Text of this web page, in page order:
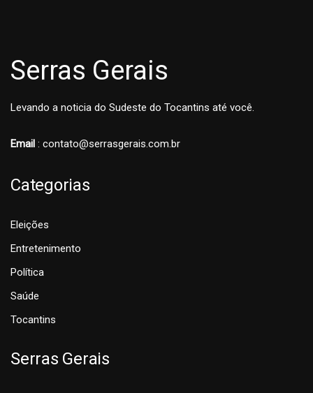
Serras Gerais
Levando a noticia do Sudeste do Tocantins até você.
Email : contato@serrasgerais.com.br
Categorias
Eleições
Entretenimento
Política
Saúde
Tocantins
Serras Gerais